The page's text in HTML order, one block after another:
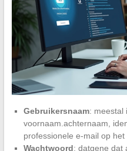
Gebruikersnaam: meestal
voornaam.achternaam,
professionele e-mail op het
Wachtwoord: datgene dat